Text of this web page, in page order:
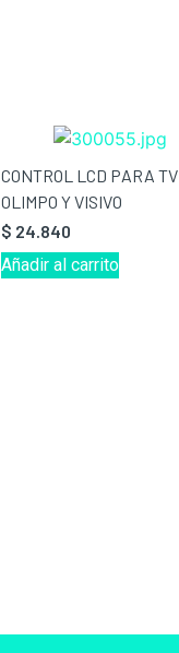
CONTROL LCD PARA TV
OLIMPO Y VISIVO
$ 24.840
Añadir al carrito